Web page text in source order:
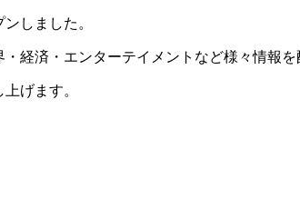
しました。
経済・エンターテイメントなど様々情報
げます。